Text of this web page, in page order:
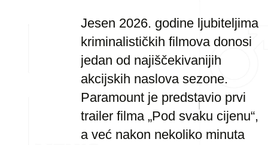
Jesen 2026. godine ljubiteljima
kriminalističkih filmova donosi
jedan od najiščekivanijih
akcijskih naslova sezone.
Paramount je predstavio prvi
trailer filma „Pod svaku cijenu“,
a već nakon nekoliko minuta